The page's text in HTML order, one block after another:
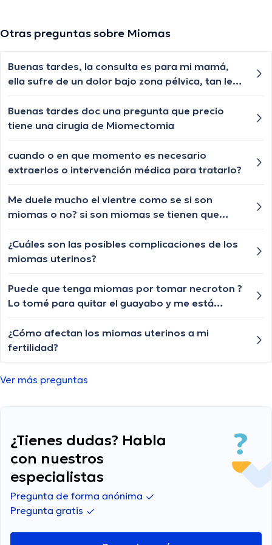
Otras preguntas sobre Miomas
Buenas tardes, la consulta es para mi mamá,
ella sufre de un dolor bajo zona pélvica, tan le
cuál es el motivo del dolor es un dolor que la
tiene postrada en la cama porque no puede
también a veces para orinar ella siente que la
vejiga la tiene caída y a veces cuando no puede
misma una bolsita que ella siente para poder
orinar, en la Eps nos dicen que no es vejiga que
al inicio de todo donde le dicen con médico del
dolor, el médico del dolor la devuelve con
Buenas tardes doc una pregunta que precio
tiene una cirugia de Miomectomia
cuando o en que momento es necesario
extraerlos o intervención médica para tratarlo?
Me duele mucho el vientre como se si son
miomas o no? si son miomas se tienen que
¿Cuáles son las posibles complicaciones de los
miomas uterinos?
Puede que tenga miomas por tomar necroton ?
Lo tomé para quitar el guayabo y me está
¿Cómo afectan los miomas uterinos a mi
fertilidad?
Ver más preguntas
¿Tienes dudas? Habla
con nuestros
especialistas
Pregunta de forma anónima
Pregunta gratis